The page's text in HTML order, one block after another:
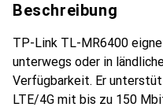
Beschreibung
TP-Link TL-MR6400
unterwegs oder in
Verfügbarkeit. Er
LTE/4G mit bis zu 150